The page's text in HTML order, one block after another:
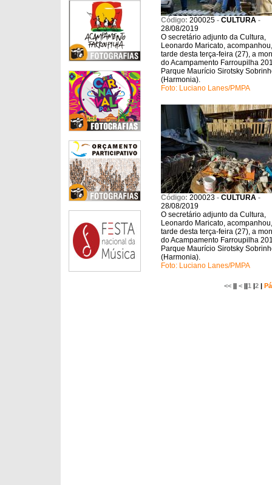
Código: 200025 - CULTURA -
28/08/2019
O secretário adjunto da Cultura,
Leonardo Maricato,
tarde desta terça-feira (27), a
do Acampamento Farroupilha
Parque Maurício Sirotsky
(Harmonia).
Foto: Luciano Lanes/PMPA
Código: 200023 - CULTURA -
28/08/2019
O secretário adjunto da Cultura,
Leonardo Maricato,
tarde desta terça-feira (27), a
do Acampamento Farroupilha
Parque Maurício Sirotsky
(Harmonia).
Foto: Luciano Lanes/PMPA
<< ||< ||1 |2 |